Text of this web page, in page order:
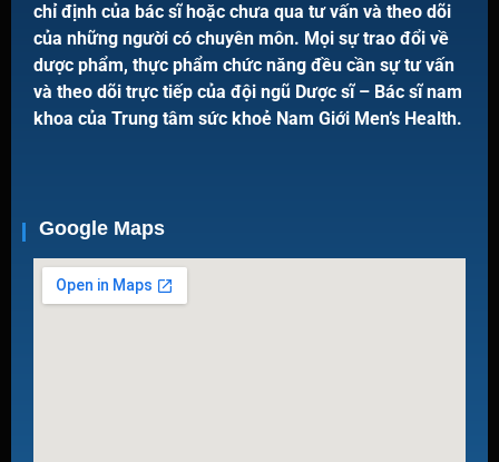
chỉ định của bác sĩ hoặc chưa qua tư vấn và theo dõi
của những người có chuyên môn. Mọi sự trao đổi về
dược phẩm, thực phẩm chức năng đều cần sự tư vấn
và theo dõi trực tiếp của đội ngũ Dược sĩ – Bác sĩ nam
khoa của Trung tâm sức khoẻ Nam Giới Men’s Health.
Google Maps